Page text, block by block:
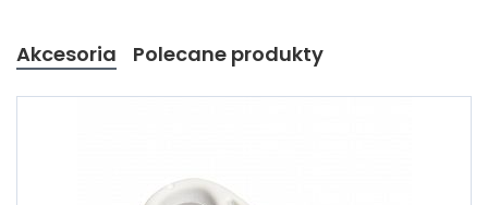
Akcesoria Polecane produkty